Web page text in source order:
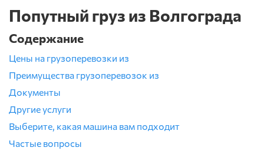
Попутный груз из Волгограда
Содержание
Цены на грузоперевозки из
Преимущества грузоперевозок из
Документы
Другие услуги
Выберите, какая машина вам подходит
Частые вопросы